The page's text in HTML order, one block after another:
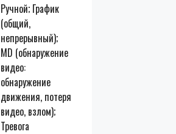
Ручной; График
(общий,
непрерывный);
MD (обнаружение
видео:
обнаружение
движения, потеря
видео, взлом);
Тревога